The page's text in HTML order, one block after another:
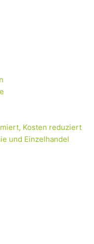
Kosten reduziert
und Einzelhandel